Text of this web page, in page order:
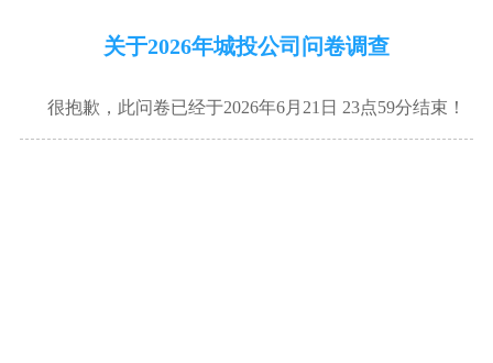
关于2026年城投公司问卷调查
很抱歉，此问卷已经于2026年6月21日 23点59分结束！